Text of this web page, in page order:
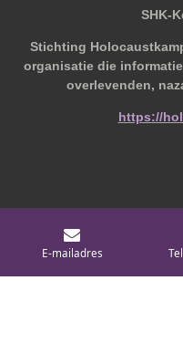
SHK-
Stichting
organisatie die
overlevenden,
https://
© 2019 - 2026 Behoudvanoud
Powered byJouwWeb
E-mailadres